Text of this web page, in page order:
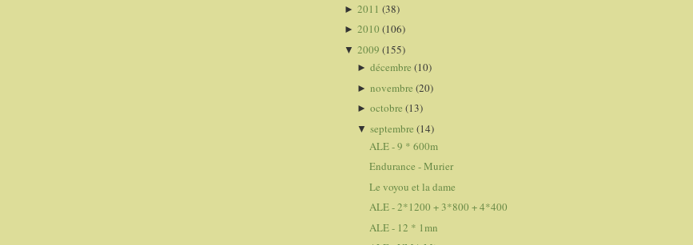
► 2011 (38)
► 2010 (106)
▼ 2009 (155)
► décembre (10)
► novembre (20)
► octobre (13)
▼ septembre (14)
ALE - 9 * 600m
Endurance - Murier
Le voyou et la dame
ALE - 2*1200 + 3*800 + 4*400
ALE - 12 * 1mn